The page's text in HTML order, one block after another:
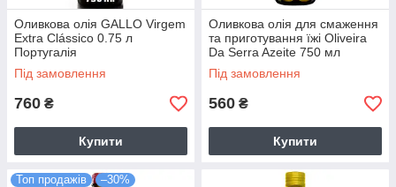
Оливкова олія GALLO Virgem
Extra Clássico 0.75 л
Португалія
Під замовлення
760 ₴
Купити
Оливкова олія для смаження
та приготування їжі Oliveira
Da Serra Azeite 750 мл
Португалія
Під замовлення
560 ₴
Купити
Топ продажів –30%